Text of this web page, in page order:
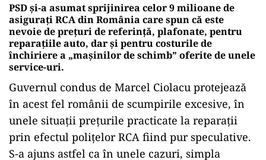
PSD și-a asumat sprijinirea celor 9 milioane de
asigurați RCA din România care spun că este
nevoie de prețuri de referință, plafonate, pentru
reparațiile auto, dar și pentru costurile de
închiriere a „mașinilor de schimb” oferite de unele
service-uri.
Guvernul condus de Marcel Ciolacu protejează
în acest fel românii de scumpirile excesive, în
unele situații prețurile practicate la reparații
prin efectul polițelor RCA fiind pur speculative.
S-a ajuns astfel ca în unele cazuri, simpla